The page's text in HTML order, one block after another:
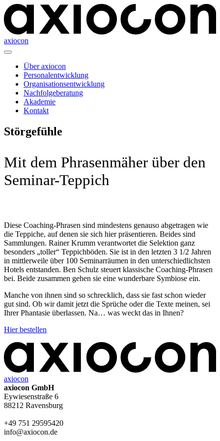
axiocon
Über axiocon
Personalentwicklung
Organisationsentwicklung
Nachfolgeberatung
Akademie
Kontakt
Störgefühle
Mit dem Phrasenmäher über den
Seminar-Teppich
Diese Coaching-Phrasen sind mindestens genauso abgetragen wie
die Teppiche, auf denen sie sich hier präsentieren. Beides sind
Sammlungen. Rainer Krumm verantwortet die Selektion ganz
besonders „toller“ Teppichböden. Sie ist in den letzten 3 1/2 Jahren
in mittlerweile über 100 Seminarräumen in den unterschiedlichsten
Hotels entstanden. Ben Schulz steuert klassische Coaching-Phrasen
bei. Beide zusammen gehen sie eine wunderbare Symbiose ein.
Manche von ihnen sind so schrecklich, dass sie fast schon wieder
gut sind. Ob wir damit jetzt die Sprüche oder die Texte meinen, sei
Ihrer Phantasie überlassen. Na… was weckt das in Ihnen?
Hier bestellen
axiocon
axiocon GmbH
Eywiesenstraße 6
88212 Ravensburg
+49 751 29595420
info@axiocon.de